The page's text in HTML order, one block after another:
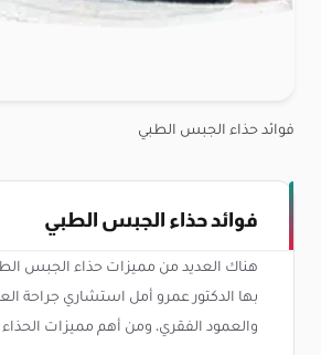
فوائد حذاء الجبس الطبي
فوائد حذاء الجبس الطبي
هناك العديد من مميزات حذاء الجبس
بها الدكتور عمرو أمل استشاري جراحة
والعمود الفقري، ومن أهم مميزات الحذاء